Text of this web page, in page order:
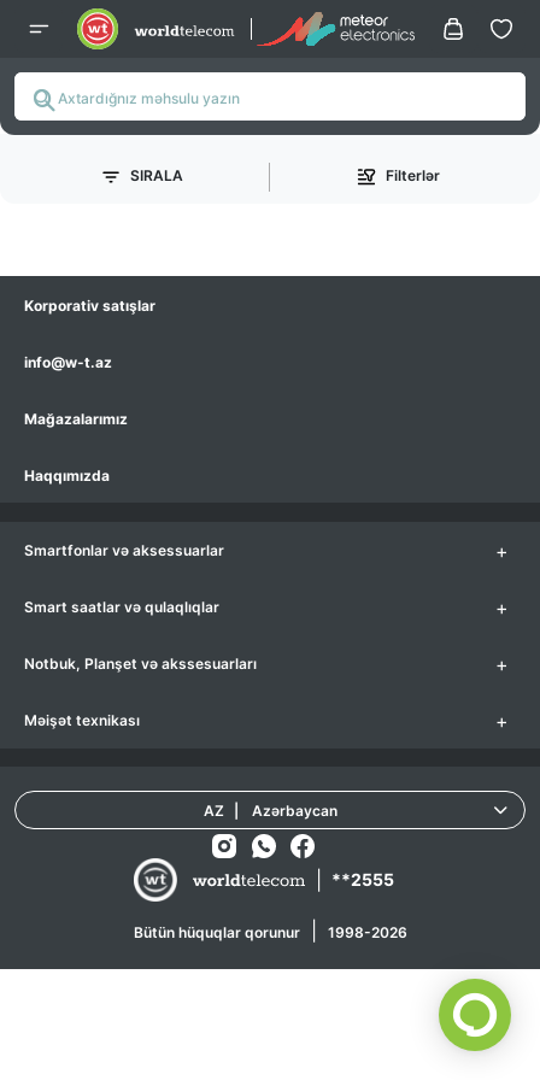
SIRALA Filterlər
Korporativ satışlar
info@w-t.az
Mağazalarımız
Haqqımızda
Smartfonlar və aksessuarlar +
Smart saatlar və qulaqlıqlar +
Notbuk, Planşet və akssesuarları +
Məişət texnikası +
**2555
Bütün hüquqlar qorunur 1998-2026
AZ Azərbaycan